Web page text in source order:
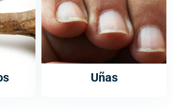
Uñas